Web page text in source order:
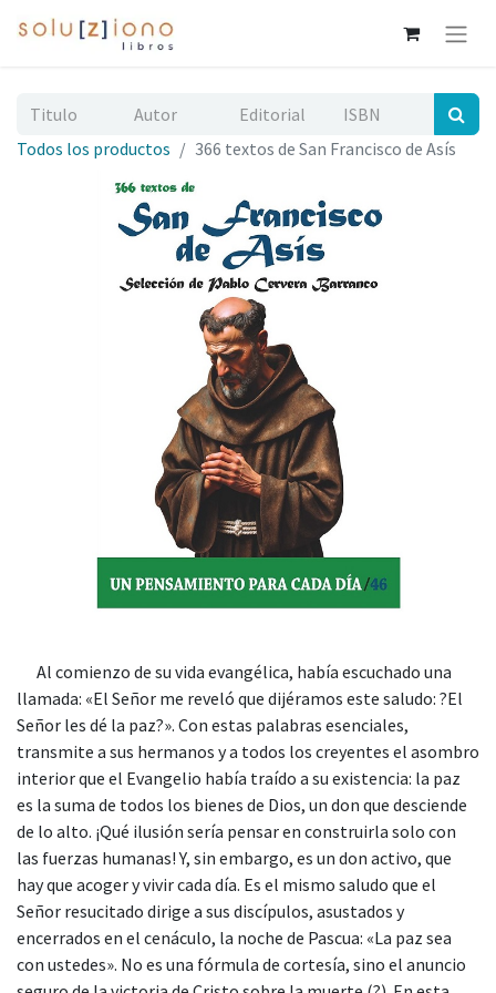
Todos los productos 366 textos de San Francisco de Asís
Al comienzo de su vida evangélica, había escuchado una
llamada: «El Señor me reveló que dijéramos este saludo: ?El
Señor les dé la paz?». Con estas palabras esenciales,
transmite a sus hermanos y a todos los creyentes el asombro
interior que el Evangelio había traído a su existencia: la paz
es la suma de todos los bienes de Dios, un don que desciende
de lo alto. ¡Qué ilusión sería pensar en construirla solo con
las fuerzas humanas! Y, sin embargo, es un don activo, que
hay que acoger y vivir cada día. Es el mismo saludo que el
Señor resucitado dirige a sus discípulos, asustados y
encerrados en el cenáculo, la noche de Pascua: «La paz sea
con ustedes». No es una fórmula de cortesía, sino el anuncio